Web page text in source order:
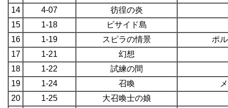
14
4-07
彷徨の炎
15
1-18
ビサイド島
16
1-19 スピラの情景
ポ
17
1-21
幻想
18
1-22
試練の間
19
1-24 召喚
20
1-25
大召喚士の娘